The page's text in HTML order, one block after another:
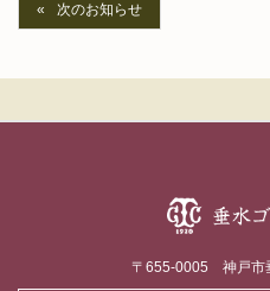
次のお知らせ
〒655-0005 神戸市